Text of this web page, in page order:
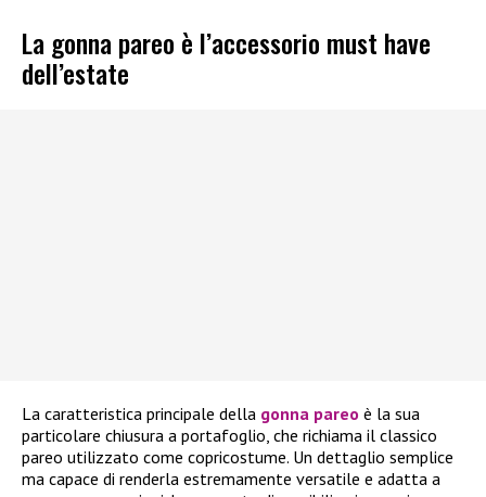
La gonna pareo è l’accessorio must have
dell’estate
La caratteristica principale della gonna pareo è la sua
particolare chiusura a portafoglio, che richiama il classico
pareo utilizzato come copricostume. Un dettaglio semplice
ma capace di renderla estremamente versatile e adatta a